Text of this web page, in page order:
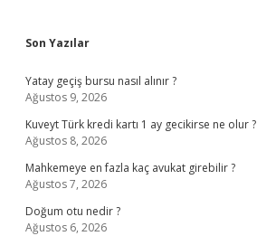
Sidebar
Son Yazılar
Yatay geçiş bursu nasıl alınır ?
Ağustos 9, 2026
Kuveyt Türk kredi kartı 1 ay gecikirse ne olur ?
Ağustos 8, 2026
Mahkemeye en fazla kaç avukat girebilir ?
Ağustos 7, 2026
Doğum otu nedir ?
Ağustos 6, 2026